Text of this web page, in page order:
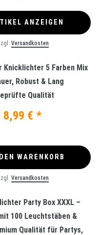
ANZEIGEN
Versandkosten
Knicklichter 5 Farben Mix
Robust & Lang
Qualität
8,99 € *
WARENKORB
Versandkosten
Party Box XXXL –
100 Leuchtstäben &
Qualität für Partys,